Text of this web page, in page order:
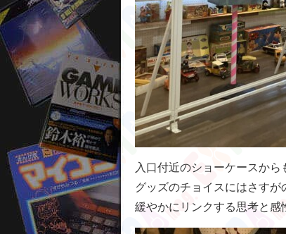
入口付近のショーケースか
グッズのチョイスにはさすが
緩やかにリンクする思考と感